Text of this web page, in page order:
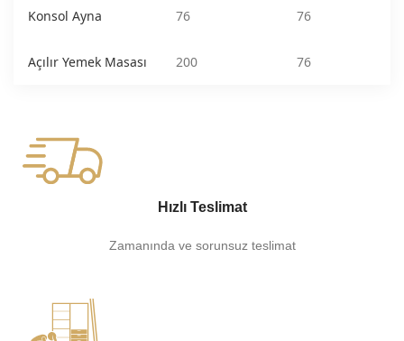
Konsol Ayna 76 76
Açılır Yemek Masası 200 76
Hızlı Teslimat
Zamanında ve sorunsuz teslimat